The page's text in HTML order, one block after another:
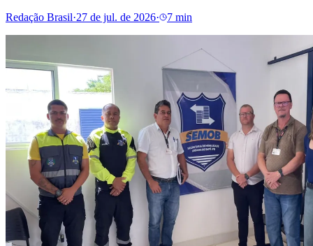
Redação Brasil·27 de jul. de 2026· 7 min